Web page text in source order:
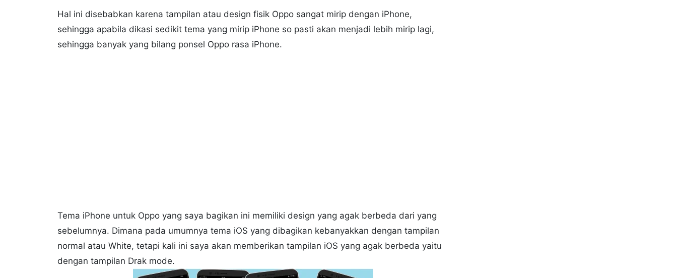
Hal ini disebabkan karena tampilan atau design fisik Oppo sangat mirip dengan iPhone,
sehingga apabila dikasi sedikit tema yang mirip iPhone so pasti akan menjadi lebih mirip lagi,
sehingga banyak yang bilang ponsel Oppo rasa iPhone.
Tema iPhone untuk Oppo yang saya bagikan ini memiliki design yang agak berbeda dari yang
sebelumnya. Dimana pada umumnya tema iOS yang dibagikan kebanyakkan dengan tampilan
normal atau White, tetapi kali ini saya akan memberikan tampilan iOS yang agak berbeda yaitu
dengan tampilan Drak mode.